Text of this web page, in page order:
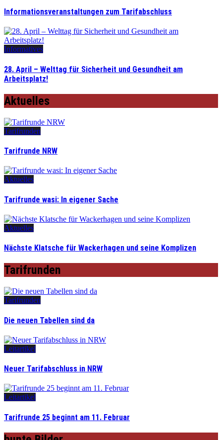
Informationsveranstaltungen zum Tarifabschluss
Informatives
28. April – Welttag für Sicherheit und Gesundheit am
Arbeitsplatz!
Aktuelles
Tarifrunden
Tarifrunde NRW
Aktuelles
Tarifrunde wasi: In eigener Sache
Aktuelles
Nächste Klatsche für Wackerhagen und seine Komplizen
Tarifrunden
Tarifrunden
Die neuen Tabellen sind da
Leitartikel
Neuer Tarifabschluss in NRW
Leitartikel
Tarifrunde 25 beginnt am 11. Februar